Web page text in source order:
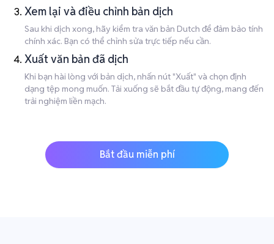
Xem lại và điều chỉnh bản dịch
Sau khi dịch xong, hãy kiểm tra văn bản Dutch để đảm bảo tính
chính xác. Bạn có thể chỉnh sửa trực tiếp nếu cần.
Xuất văn bản đã dịch
Khi bạn hài lòng với bản dịch, nhấn nút "Xuất" và chọn định
dạng tệp mong muốn. Tải xuống sẽ bắt đầu tự động, mang đến
trải nghiệm liền mạch.
Bắt đầu miễn phí